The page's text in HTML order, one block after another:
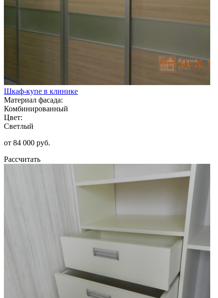
Шкаф-купе в клинике
Материал фасада:
Комбинированный
Цвет:
Светлый
от 84 000 руб.
Рассчитать